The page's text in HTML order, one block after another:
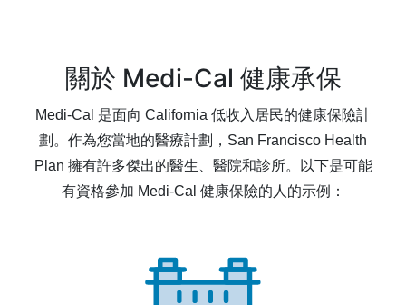
關於 Medi-Cal 健康承保
Medi-Cal 是面向 California 低收入居民的健康保險計
劃。作為您當地的醫療計劃，San Francisco Health
Plan 擁有許多傑出的醫生、醫院和診所。以下是可能
有資格參加 Medi-Cal 健康保險的人的示例：